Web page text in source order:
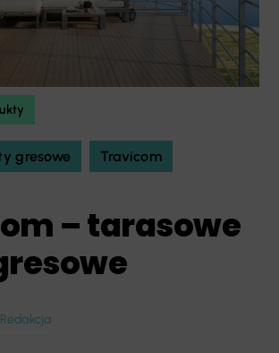
gresowe Travicom
– tarasowe
Redakcja